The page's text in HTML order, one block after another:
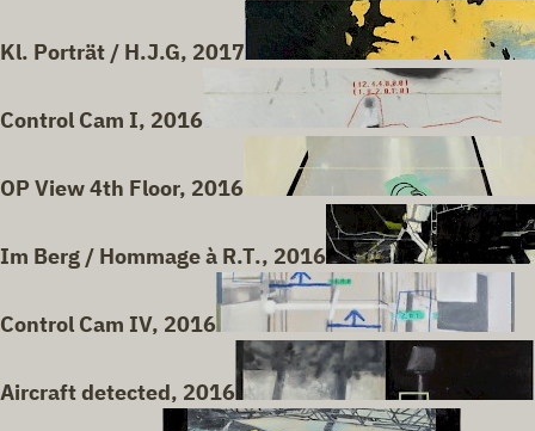
Kl. Porträt / H.J.G, 2017
Control Cam I, 2016
OP View 4th Floor, 2016
Im Berg / Hommage à R.T., 2016
Control Cam IV, 2016
Aircraft detected, 2016